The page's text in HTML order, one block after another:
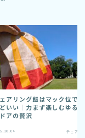
アリング飯はマック位で
いい｜力まず楽しむゆる
ドアの贅沢
チェアリ